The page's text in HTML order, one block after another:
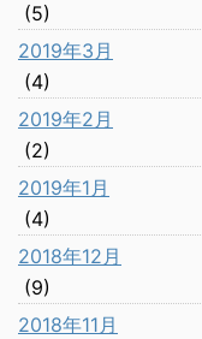
(5)
2019年3月
(4)
2019年2月
(2)
2019年1月
(4)
2018年12月
(9)
2018年11月